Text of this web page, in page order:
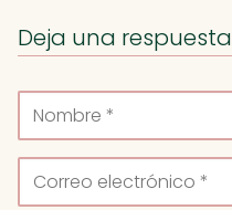
Deja una respuesta